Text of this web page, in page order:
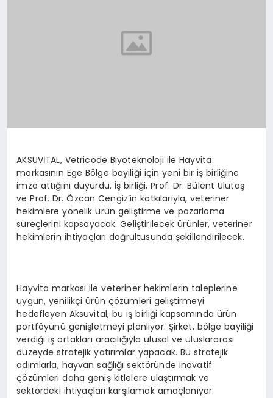
SAĞLIK
EĞITIM
AKSUVİTAL, Vetricode Biyoteknoloji ile Hayvita
markasının Ege Bölge bayiliği için yeni bir iş birliğine
imza attığını duyurdu. İş birliği, Prof. Dr. Bülent Ulutaş
ve Prof. Dr. Özcan Cengiz’in katkılarıyla, veteriner
hekimlere yönelik ürün geliştirme ve pazarlama
süreçlerini kapsayacak. Geliştirilecek ürünler, veteriner
hekimlerin ihtiyaçları doğrultusunda şekillendirilecek.
Hayvita markası ile veteriner hekimlerin taleplerine
uygun, yenilikçi ürün çözümleri geliştirmeyi
hedefleyen Aksuvital, bu iş birliği kapsamında ürün
portföyünü genişletmeyi planlıyor. Şirket, bölge bayiliği
verdiği iş ortakları aracılığıyla ulusal ve uluslararası
düzeyde stratejik yatırımlar yapacak. Bu stratejik
adımlarla, hayvan sağlığı sektöründe inovatif
çözümleri daha geniş kitlelere ulaştırmak ve
sektördeki ihtiyaçları karşılamak amaçlanıyor.